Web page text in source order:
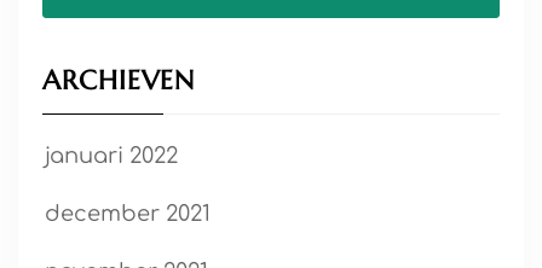
ARCHIEVEN
januari 2022
december 2021